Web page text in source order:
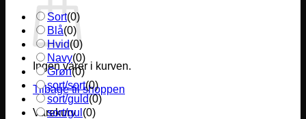
Ingen varer i kurven.
Tilbage til shoppen
Varekurv
Sort(0)
Blå(0)
Hvid(0)
Navy(0)
Grøn(0)
sort/sort(0)
sort/guld(0)
sort/gul (0)